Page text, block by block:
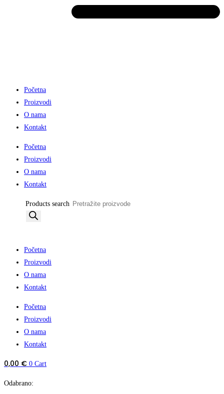
Početna
Proizvodi
O nama
Kontakt
Početna
Proizvodi
O nama
Kontakt
Products search
Početna
Proizvodi
O nama
Kontakt
Početna
Proizvodi
O nama
Kontakt
0,00 € 0 Cart
Odabrano: